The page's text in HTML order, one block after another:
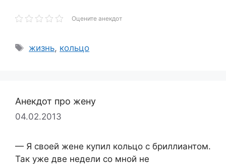
Оцените анекдот
Метки
жизнь, кольцо
Анекдот про жену
04.02.2013
— Я своей жене купил кольцо с бриллиантом.
Так уже две недели со мной не